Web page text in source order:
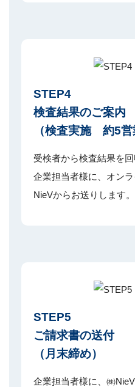
STEP4
検査結果のご案内
（検査実施 約5営
受検者から検査結果を
企業担当者様に、オン
NieVからお送りします。
STEP5
ご請求書の送付
（月末締め）
企業担当者様に、㈱